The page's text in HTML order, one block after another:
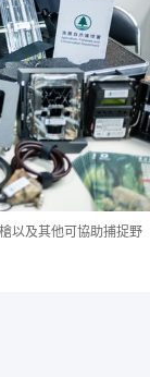
以及其他可協助捕捉野